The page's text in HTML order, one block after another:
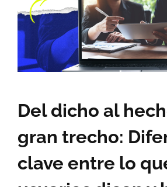
Del dicho al
gran trecho:
clave entre lo